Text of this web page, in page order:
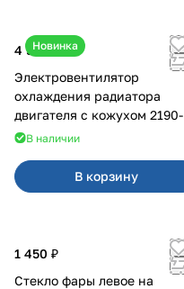
Новинка
4 550 ₽
Электровентилятор
охлаждения радиатора
двигателя с кожухом 2190-
2194 н/о с кондиционером
В наличии
В корзину
1 450 ₽
Стекло фары левое на